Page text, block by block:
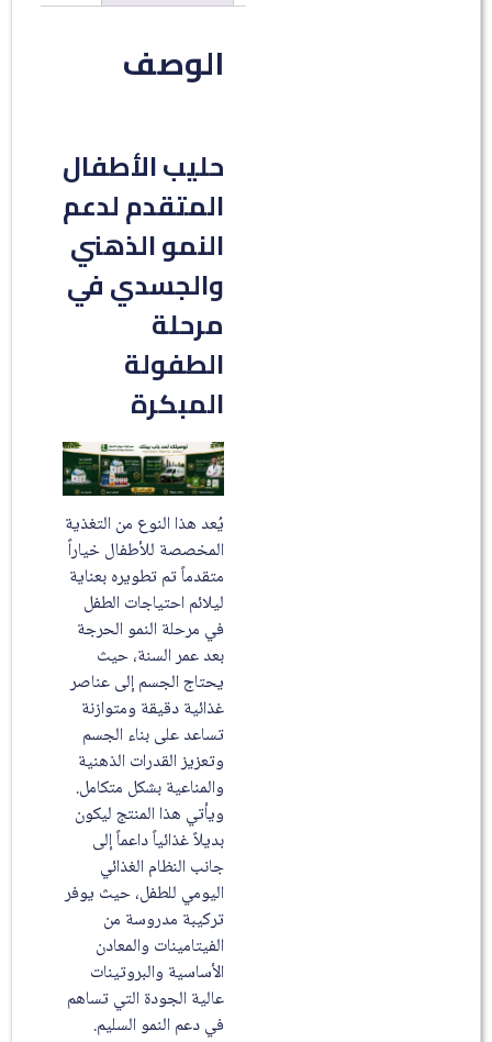
الوصف
حليب الأطفال
المتقدم لدعم
النمو الذهني
والجسدي في
مرحلة
الطفولة
المبكرة
يُعد هذا النوع من التغذية
المخصصة للأطفال خياراً
متقدماً تم تطويره بعناية
ليلائم احتياجات الطفل
في مرحلة النمو الحرجة
بعد عمر السنة، حيث
يحتاج الجسم إلى عناصر
غذائية دقيقة ومتوازنة
تساعد على بناء الجسم
وتعزيز القدرات الذهنية
والمناعية بشكل متكامل.
ويأتي هذا المنتج ليكون
بديلاً غذائياً داعماً إلى
جانب النظام الغذائي
اليومي للطفل، حيث يوفر
تركيبة مدروسة من
الفيتامينات والمعادن
الأساسية والبروتينات
عالية الجودة التي تساهم
في دعم النمو السليم.